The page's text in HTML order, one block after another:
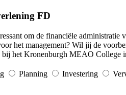
FD
om de financiële
het management? Wil jij de
het Kronenburgh MEAO College
Planning Investering